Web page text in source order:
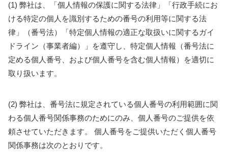
(1) 弊社は、「個人情報の保護に関する法律」「行政手続にお
ける特定の個人を識別するための番号の利用等に関する法
律」（番号法）「特定個人情報の適正な取扱いに関するガイ
ドライン（事業者編）」を遵守し、特定個人情報（番号法に
定める個人番号、および個人番号を含む個人情報）を適切に
取り扱います。
(2) 弊社は、番号法に規定されている個人番号の利用範囲に関
わる個人番号関係事務のためにのみ、個人番号のご提供を依
頼させていただきます。 個人番号をご提供いただく個人番号
関係事務は次のとおりです。